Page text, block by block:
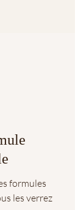
formules
les verrez